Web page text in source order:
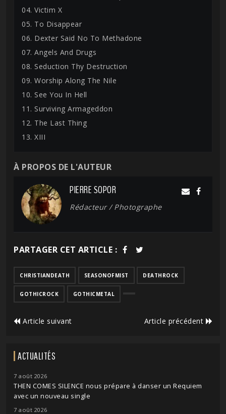
04. Victim X
05. To Disappear
06. Dexter Said No To Methadone
07. Angels And Drugs
08. Seduction Thy Destruction
09. Worship Along The Nile
10. See You In Hell
11. Surviving Armageddon
12. The Last Thing
13. XIII
À PROPOS DE L'AUTEUR
PIERRE SOPOR
Rédacteur / Photographe
PARTAGER CET ARTICLE :
CHRISTIANDEATH SEASONOFMIST DEATHROCK
GOTHICROCK GOTHICMETAL
Article suivant Article précédent
ACTUALITÉS
7 août 2026
THEN COMES SILENCE nous prépare à danser un Requiem
avec un nouveau single
7 août 2026